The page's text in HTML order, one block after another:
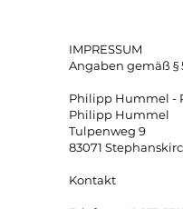
IMPRESSUM
Angaben gemäß §
Philipp Hummel -
Philipp Hummel
Tulpenweg 9
83071
Kontakt